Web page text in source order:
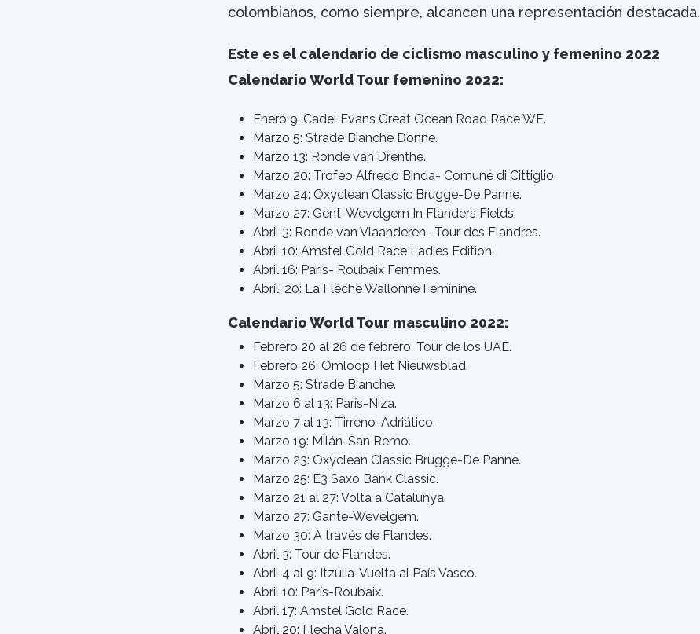
colombianos, como siempre, alcancen una representación destacada.
Este es el calendario de ciclismo masculino y femenino 2022
Calendario World Tour femenino 2022:
Enero 9: Cadel Evans Great Ocean Road Race WE.
Marzo 5: Strade Bianche Donne.
Marzo 13: Ronde van Drenthe.
Marzo 20: Trofeo Alfredo Binda- Comune di Cittiglio.
Marzo 24: Oxyclean Classic Brugge-De Panne.
Marzo 27: Gent-Wevelgem In Flanders Fields.
Abril 3: Ronde van Vlaanderen- Tour des Flandres.
Abril 10: Amstel Gold Race Ladies Edition.
Abril 16: Paris- Roubaix Femmes.
Abril: 20: La Fléche Wallonne Féminine.
Calendario World Tour masculino 2022:
Febrero 20 al 26 de febrero: Tour de los UAE.
Febrero 26: Omloop Het Nieuwsblad.
Marzo 5: Strade Bianche.
Marzo 6 al 13: París-Niza.
Marzo 7 al 13: Tirreno-Adriático.
Marzo 19: Milán-San Remo.
Marzo 23: Oxyclean Classic Brugge-De Panne.
Marzo 25: E3 Saxo Bank Classic.
Marzo 21 al 27: Volta a Catalunya.
Marzo 27: Gante-Wevelgem.
Marzo 30: A través de Flandes.
Abril 3: Tour de Flandes.
Abril 4 al 9: Itzulia-Vuelta al País Vasco.
Abril 10: París-Roubaix.
Abril 17: Amstel Gold Race.
Abril 20: Flecha Valona.